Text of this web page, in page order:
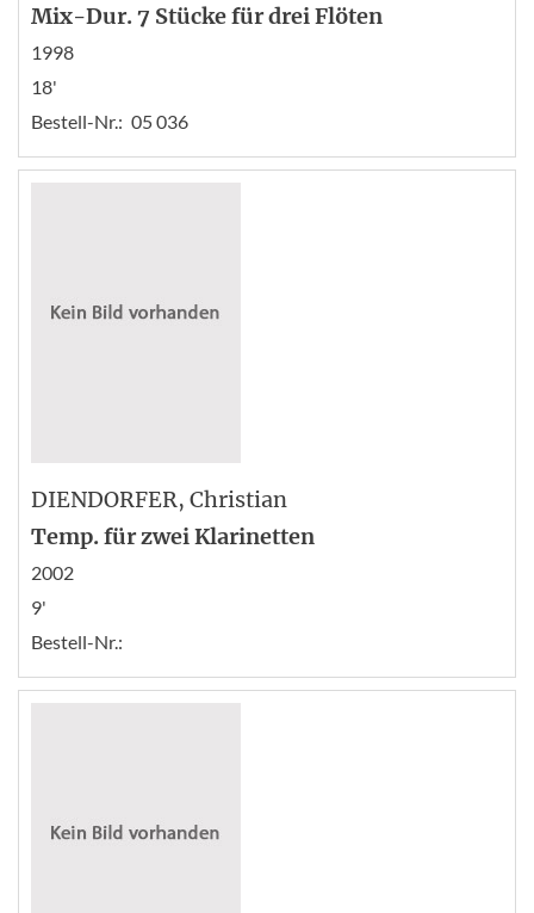
Mix-Dur. 7 Stücke für drei Flöten
1998
18'
Bestell-Nr.: 05 036
DIENDORFER, Christian
Temp. für zwei Klarinetten
2002
9'
Bestell-Nr.: